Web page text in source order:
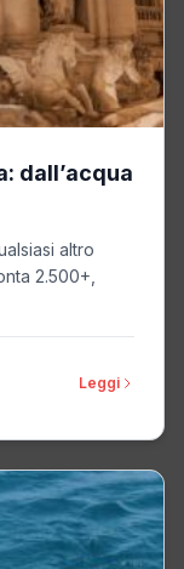
dall’acqua
altro
2.500+,
Leggi